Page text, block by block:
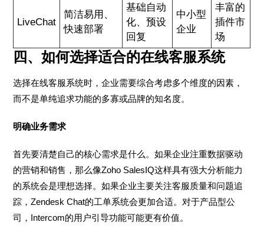
LiveChat
简洁易用、
快速部署
基础自动
化、预设
回复
中小型
企业
丰富的
插件市
场
四、如何选择适合的在线客服系统
选择在线客服系统时，企业需要综合考虑多个维度的因素，
而不是单纯追求功能的多寡或品牌的知名度。
明确业务需求
首先要清楚自己的核心需求是什么。如果企业注重数据驱动
的营销和销售，那么像Zoho SalesIQ这样具有强大分析能力
的系统会是理想选择。如果企业主要关注客服质量和问题追
踪，Zendesk Chat的工单系统会更加合适。对于产品型公
司，Intercom的用户引导功能可能更有价值。